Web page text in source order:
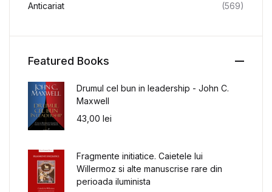
Anticariat (569)
Featured Books
Drumul cel bun in leadership - John C.
Maxwell
43,00 lei
Fragmente initiatice. Caietele lui
Willermoz si alte manuscrise rare din
perioada iluminista